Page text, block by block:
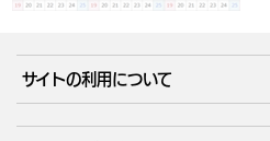
サイトの利用について